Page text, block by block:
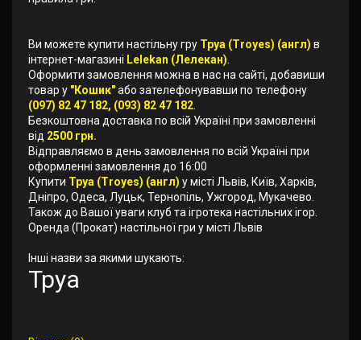
Ви можете купити настільну гру Труа (Troyes) (англ) в
інтернет-магазині Lelekan (Лелекан)
Оформити замовлення можна в нас на сайті, добавиши
товар у "Кошик"або зателефонувавши по телефону
(097) 82 47 182, (093) 82 47 182
Безкоштовна доставка по всій Україні при замовленні
від 2500 грн.
Відправляємо в день замовлення по всій Україні при
оформленні замовлення до 16:00
Купити Труа (Troyes) (англ) у місті Львів, Київ, Харків,
Дніпро, Одеса, Луцьк, Тернопіль, Ужгород, Мукачево.
Також до Вашої уваги клуб та ігротека настільних ігор.
Оренда (Прокат) настільної гри у місті Львів
Інші назви за якими шукають:
Труа